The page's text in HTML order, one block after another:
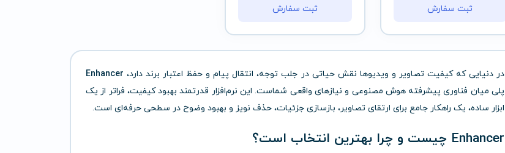
ثبت سفارش ثبت سفارش
در دنیایی که کیفیت تصاویر و ویدیوها نقش حیاتی در جلب توجه، انتقال پیام و حفظ اعتبار برند دارد، Enhancer
پلی میان فناوری پیشرفته هوش مصنوعی و نیازهای واقعی شماست. این نرم‌افزار قدرتمند بهبود کیفیت، فراتر از یک
ابزار ساده، یک راهکار جامع برای ارتقای تصاویر، بازسازی جزئیات، حذف نویز و بهبود وضوح در سطحی حرفه‌ای است.
Enhancer چیست و چرا بهترین انتخاب است؟